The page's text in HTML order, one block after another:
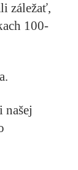
záležať,
100-